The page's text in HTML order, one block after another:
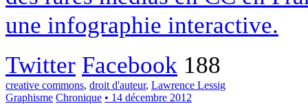
une infographie interactive.
Twitter Facebook 188
creative commons, droit d'auteur, Lawrence Lessig
Graphisme Chronique • 14 décembre 2012